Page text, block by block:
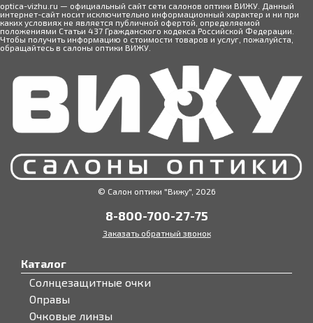
optica-vizhu.ru — официальный сайт сети салонов оптики ВИЖУ. Данный
интернет-сайт носит исключительно информационный характер и ни при
каких условиях не является публичной офертой, определяемой
положениями Статьи 437 Гражданского кодекса Российской Федерации.
Чтобы получить информацию о стоимости товаров и услуг, пожалуйста,
обращайтесь в салоны оптики ВИЖУ.
© Салон оптики "Вижу", 2026
8-800-700-27-75
Заказать обратный звонок
Каталог
Солнцезащитные очки
Оправы
Очковые линзы